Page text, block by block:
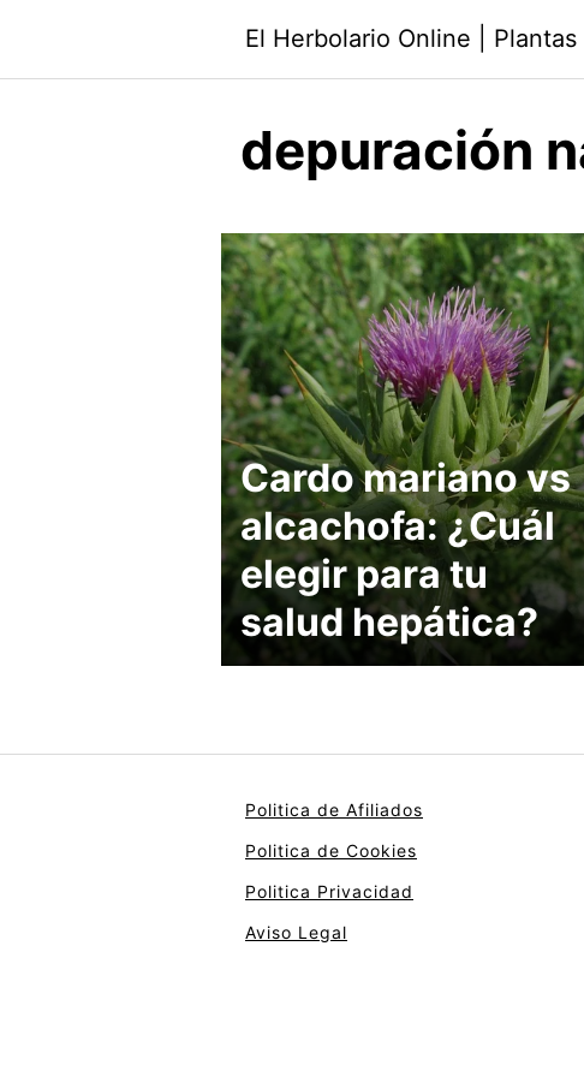
El Herbolario Online |
depuración
Cardo mariano vs
alcachofa: ¿Cuál
elegir para tu
salud hepática?
Politica de Afiliados
Politica de Cookies
Politica Privacidad
Aviso Legal